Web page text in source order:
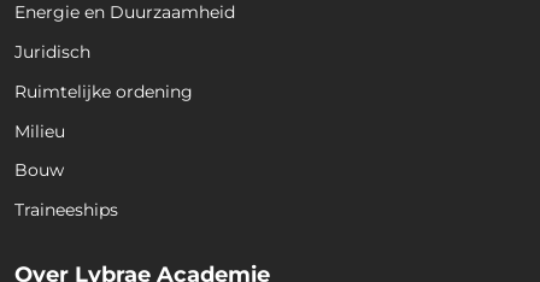
Energie en Duurzaamheid
Juridisch
Ruimtelijke ordening
Milieu
Bouw
Traineeships
Over Lybrae Academie